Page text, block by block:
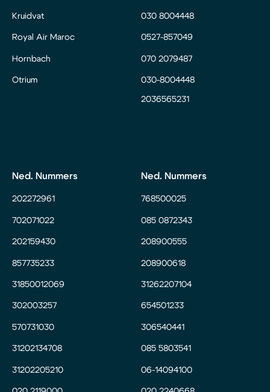
Kruidvat
Royal Air Maroc
Hornbach
Otrium
030 8004448
0527-857049
070 2079487
030-8004448
2036565231
Ned. Nummers
202272961
702071022
202159430
857735233
31850012069
302003257
570731030
31202134708
31202205210
Ned. Nummers
768500025
085 0872343
208900555
208900618
31262207104
654501233
306540441
085 5803541
06-14094100